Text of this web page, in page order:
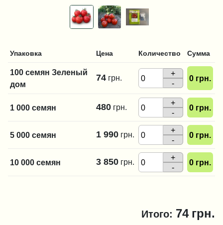
Упаковка Цена Количество Сумма
100 семян Зеленый
дом
74 грн.
+
-
0 грн.
1 000 семян 480 грн.
+
-
0 грн.
5 000 семян 1 990 грн.
+
-
0 грн.
10 000 семян 3 850 грн.
+
-
0 грн.
Итого: 74грн.